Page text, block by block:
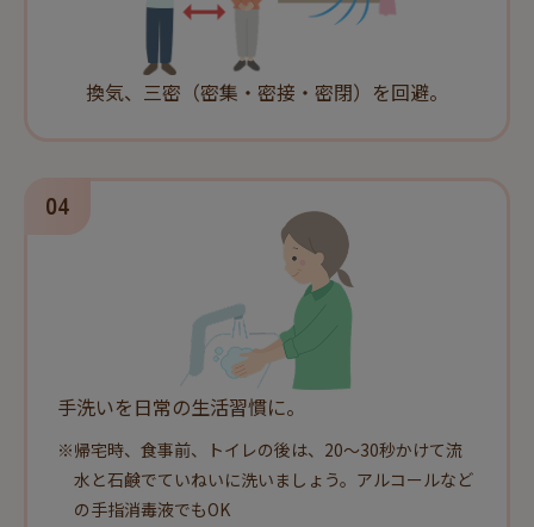
換気、三密（密集・密接・密閉）を回避。
手洗いを日常の生活習慣に。
※帰宅時、食事前、トイレの後は、20～30秒かけて流
水と石鹸でていねいに洗いましょう。アルコールなど
の手指消毒液でもOK